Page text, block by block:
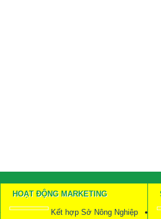
HOẠT ĐỘNG MARKETING
Kết hợp Sở Nông Nghiệp